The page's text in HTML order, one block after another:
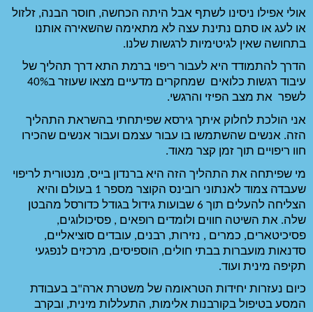
אולי אפילו ניסינו לשתף אבל היתה הכחשה, חוסר הבנה, זלזול
או לעג או סתם נתינת עצה לא מתאימה שהשאירה אותנו
שלנו.
הדרך להתמודד היא לעבור ריפוי ברמת התא דרך תהליך של
עיבוד רגשות כלואים  שמחקרים מדעיים מצאו שעוזר ב40%
אני הולכת לחלוק איתך גירסא שפיתחתי בהשראת התהליך
הזה. אנשים שהשתמשו בו עבור עצמם ועבור אנשים שהכירו
מי שפיתחה את התהליך הזה היא ברנדון בייס, מנטורית לריפוי
שעבדה צמוד לאנתוני רובינס הקוצר מספר 1 בעולם והיא
הצליחה להעלים תוך 6 שבועות גידול בגודל כדורסל מהבטן
פסיכיטארים, כמרים , נזירות, רבנים, עובדים סוציאליים,
סדנאות מועברות בבתי חולים, הוספיסים, מרכזים לנפגעי
כיום נעזרות יחידות הטראומה של משטרת ארה"ב בעבודת
המסע בטיפול בקורבנות אלימות, התעללות מינית, ובקרב